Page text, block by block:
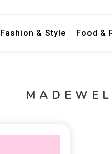
Fashion & Style Food &